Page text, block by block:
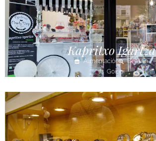
Kapritxo Igartza
Alimentación
Beasain
Goierri